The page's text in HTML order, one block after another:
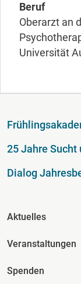
Beruf
Oberarzt an
Universität
Fußzeile
25 Jahre Sucht
Dialog
Fusszeile
Aktuelles
Veranstaltungen
Spenden